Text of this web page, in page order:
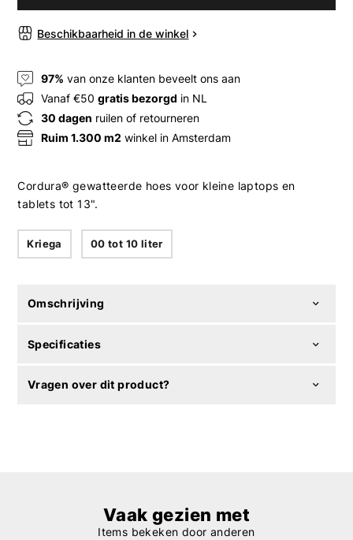
Beschikbaarheid in de winkel
97% van onze klanten beveelt ons aan
Vanaf €50gratis bezorgd in NL
30 dagen ruilen of retourneren
Ruim 1.300 m2 winkel in Amsterdam
Cordura® gewatteerde hoes voor kleine laptops en
tablets tot 13".
Kriega 00 tot 10 liter
Omschrijving
Specificaties
Vragen over dit product?
Vaak gezien met
Items bekeken door anderen